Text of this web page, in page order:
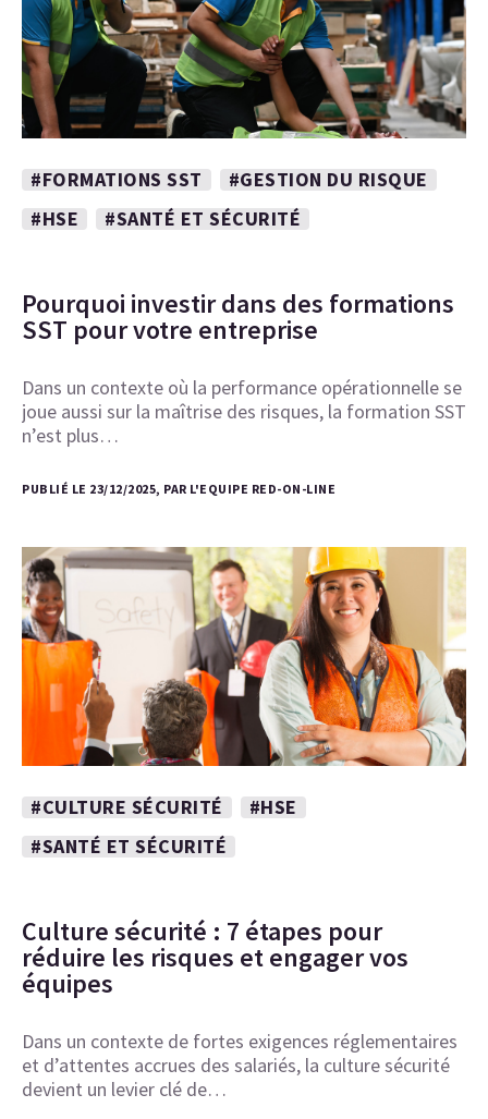
#FORMATIONS SST
#GESTION DU RISQUE
#HSE
#SANTÉ ET SÉCURITÉ
Pourquoi investir dans des formations
SST pour votre entreprise
Dans un contexte où la performance opérationnelle se
joue aussi sur la maîtrise des risques, la formation SST
n’est plus…
PUBLIÉ LE 23/12/2025, PAR L'EQUIPE RED-ON-LINE
#CULTURE SÉCURITÉ
#HSE
#SANTÉ ET SÉCURITÉ
Culture sécurité : 7 étapes pour
réduire les risques et engager vos
équipes
Dans un contexte de fortes exigences réglementaires
et d’attentes accrues des salariés, la culture sécurité
devient un levier clé de…